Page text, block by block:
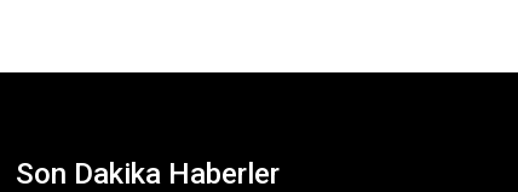
Son Dakika Haberler